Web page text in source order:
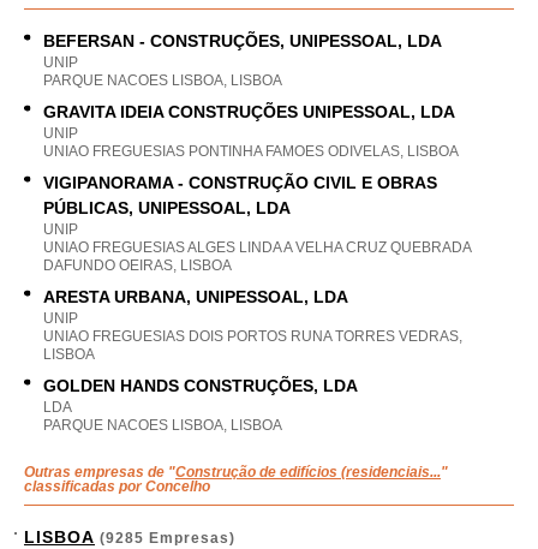
BEFERSAN - CONSTRUÇÕES, UNIPESSOAL, LDA
UNIP
PARQUE NACOES LISBOA, LISBOA
GRAVITA IDEIA CONSTRUÇÕES UNIPESSOAL, LDA
UNIP
UNIAO FREGUESIAS PONTINHA FAMOES ODIVELAS, LISBOA
VIGIPANORAMA - CONSTRUÇÃO CIVIL E OBRAS
PÚBLICAS, UNIPESSOAL, LDA
UNIP
UNIAO FREGUESIAS ALGES LINDA A VELHA CRUZ QUEBRADA
DAFUNDO OEIRAS, LISBOA
ARESTA URBANA, UNIPESSOAL, LDA
UNIP
UNIAO FREGUESIAS DOIS PORTOS RUNA TORRES VEDRAS,
LISBOA
GOLDEN HANDS CONSTRUÇÕES, LDA
LDA
PARQUE NACOES LISBOA, LISBOA
Outras empresas de "Construção de edifícios (residenciais..."
classificadas por Concelho
LISBOA (9285 Empresas)